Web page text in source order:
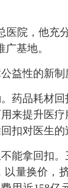
院，他充
基地。
性的新制
品耗材回
来提升医
扣对医生的
拿回扣。
量换价，